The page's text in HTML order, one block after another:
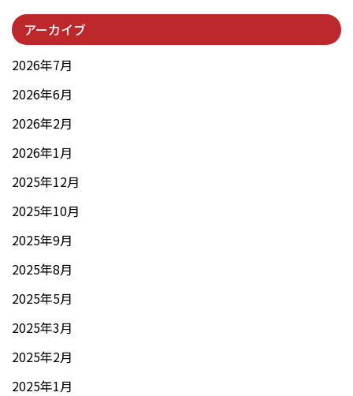
アーカイブ
2026年7月
2026年6月
2026年2月
2026年1月
2025年12月
2025年10月
2025年9月
2025年8月
2025年5月
2025年3月
2025年2月
2025年1月